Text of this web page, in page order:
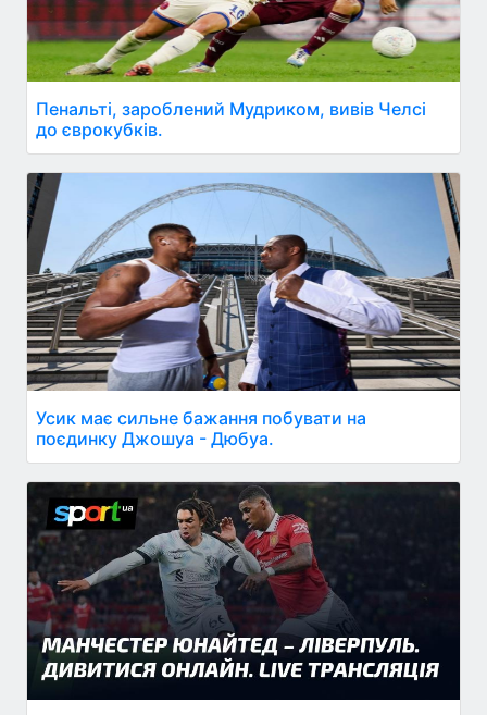
Пенальті, зароблений Мудриком, вивів Челсі
до єврокубків.
Усик має сильне бажання побувати на
поєдинку Джошуа - Дюбуа.